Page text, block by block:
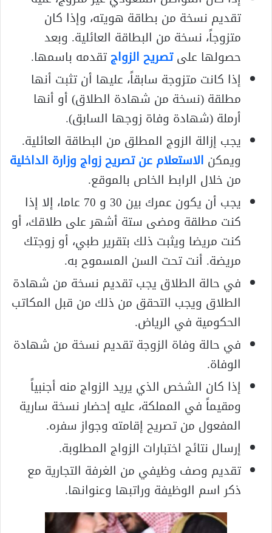
تقديم نسخة من بطاقة هويته، وإذا كان
متزوجاً، نسخة من البطاقة العائلية. وبعد
حصولها علىتصريح الزواجتقدمه باسمها.
إذا كانت متزوجة سابقاً، عليها أن تثبت أنها
مطلقة (نسخة من شهادة الطلاق) أو أنها
أرملة (شهادة وفاة زوجها السابق).
يجب إزالة الزوج المطلق من البطاقة العائلية.
ويمكن الاستعلام عن تصريح زواج وزارة الداخلية
من خلال الرابط الخاص بالموقع.
يجب أن يكون عمرك بين 30 و 70 عاما، إلا إذا
كنت مطلقة ومضى ستة أشهر على طلاقك، أو
كنت مريضا ويثبت ذلك بتقرير طبي، أو زوجتك
مريضة. أنت تحت السن المسموح به.
في حالة الطلاق يجب تقديم نسخة من شهادة
الطلاق ويجب التحقق من ذلك من قبل المكاتب
الحكومية في الرياض.
في حالة وفاة الزوجة تقديم نسخة من شهادة
الوفاة.
إذا كان الشخص الذي يريد الزواج منه أجنبياً
ومقيماً في المملكة، عليه إحضار نسخة سارية
المفعول من تصريح إقامته وجواز سفره.
إرسال نتائج اختبارات الزواج المطلوبة.
تقديم وصف وظيفي من الغرفة التجارية مع
ذكر اسم الوظيفة وراتبها وعنوانها.